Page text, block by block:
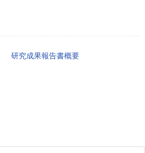
研究成果報告書概要